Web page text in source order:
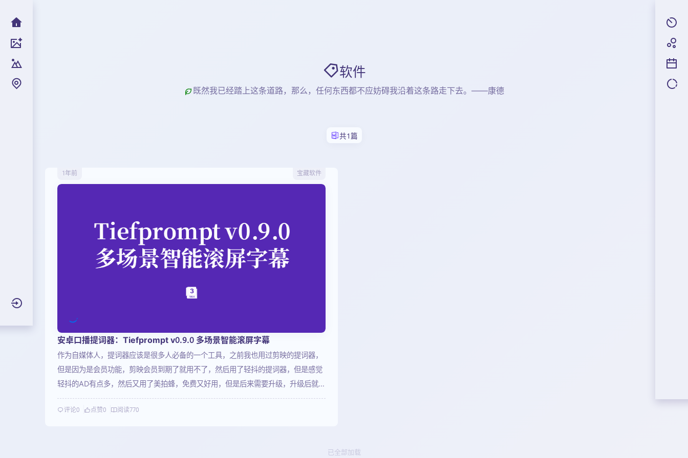
软件
既然我已经踏上这条道路，那么，任何东西都不应妨碍我沿着这条路走下去。——康德
共1篇
1年前 宝藏软件
安卓口播提词器：Tiefprompt v0.9.0 多场景智能滚屏字幕
作为自媒体人，提词器应该是很多人必备的一个工具，之前我也用过剪映的提词器，
但是因为是会员功能，剪映会员到期了就用不了，然后用了轻抖的提词器，但是感觉
轻抖的AD有点多，然后又用了美拍蜂，免费又好用，但是后来需要升级，升级后就打
不开软件了。现在一种用的电脑版园丁提词器，在线使用，功能强大使用简单。但这
是电脑版的，手机版还是讲究用的轻抖。今天在52看到了这款安卓版的提词器，还免
评论0 点赞0 阅读 770
已全部加载